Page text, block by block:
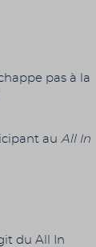
pas à la
au All In
du All In